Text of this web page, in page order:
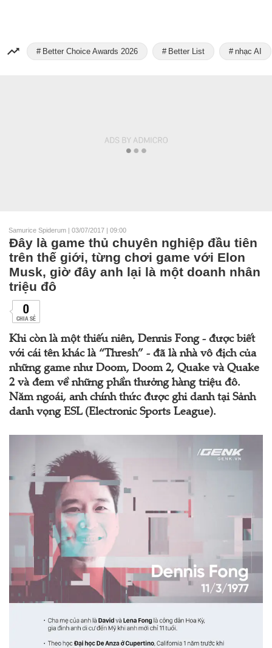
Better Choice Awards 2026 Better List nhạc AI
Samurice Spiderum | 03/07/2017 | 09:00
Đây là game thủ chuyên nghiệp đầu tiên
trên thế giới, từng chơi game với Elon
Musk, giờ đây anh lại là một doanh nhân
triệu đô
0
CHIA SẺ
Khi còn là một thiếu niên, Dennis Fong - được biết
với cái tên khác là “Thresh” - đã là nhà vô địch của
những game như Doom, Doom 2, Quake và Quake
2 và đem về những phần thưởng hàng triệu đô.
Năm ngoái, anh chính thức được ghi danh tại Sảnh
danh vọng ESL (Electronic Sports League).